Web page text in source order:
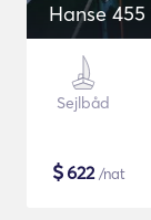
Hanse 455
Sejlbåd
$622/nat